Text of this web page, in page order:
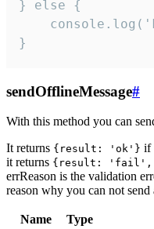
} else {
}
sendOfflineMessage#
With this method you can
It returns {result: 'ok'} if
it returns {result: 'fail',
errReason is the validation
reason why you can not send
Name Type